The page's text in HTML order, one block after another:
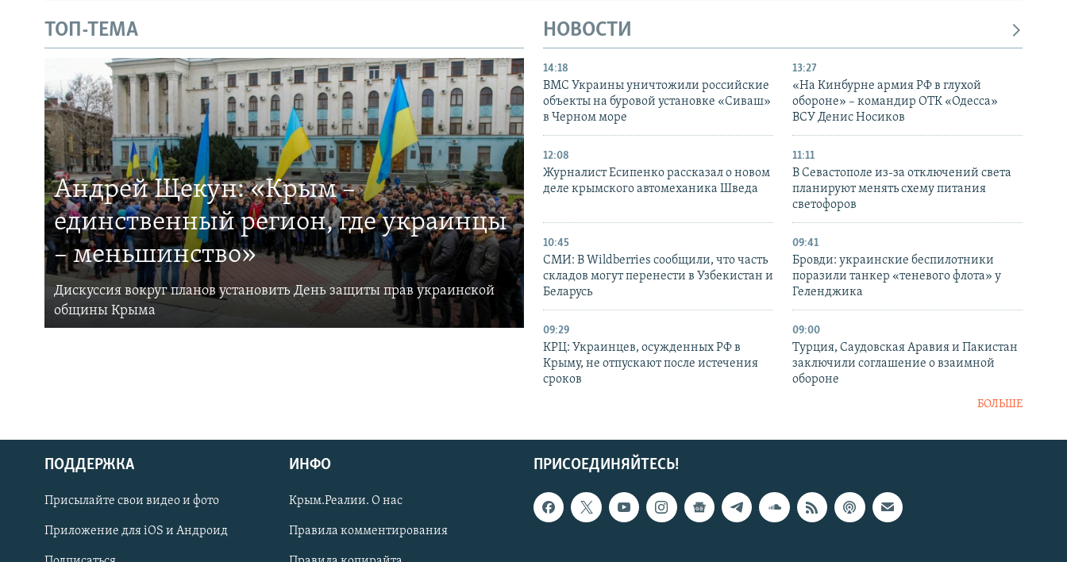
Українською
Qırımtatar
ТОП-ТЕМА
Андрей Щекун: «Крым –
единственный регион, где украинцы
– меньшинство»
Дискуссия вокруг планов установить День защиты прав украинской
общины Крыма
НОВОСТИ
14:18
ВМС Украины уничтожили российские
объекты на буровой установке «Сиваш»
в Черном море
13:27
«На Кинбурне армия РФ в глухой
обороне» – командир ОТК «Одесса»
ВСУ Денис Носиков
12:08
Журналист Есипенко рассказал о новом
деле крымского автомеханика Шведа
11:11
В Севастополе из-за отключений света
планируют менять схему питания
светофоров
10:45
СМИ: В Wildberries сообщили, что часть
складов могут перенести в Узбекистан и
Беларусь
09:41
Бровди: украинские беспилотники
поразили танкер «теневого флота» у
Геленджика
09:29
КРЦ: Украинцев, осужденных РФ в
Крыму, не отпускают после истечения
сроков
09:00
Турция, Саудовская Аравия и Пакистан
заключили соглашение о взаимной
обороне
БОЛЬШЕ
ПРИСОЕДИНЯЙТЕСЬ!
ПОДДЕРЖКА
Присылайте свои видео и фото
Приложение для iOS и Андроид
ИНФО
Крым.Реалии. О нас
Правила комментирования